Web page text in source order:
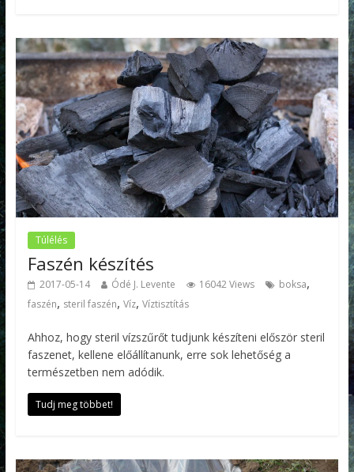
Túlélés
Faszén készítés
2017-05-14 Ódé J. Levente 16042 Views boksa,
faszén, steril faszén, Víz, Víztisztítás
Ahhoz, hogy steril vízszűrőt tudjunk készíteni először steril
faszenet, kellene előállítanunk, erre sok lehetőség a
természetben nem adódik.
Tudj meg többet!